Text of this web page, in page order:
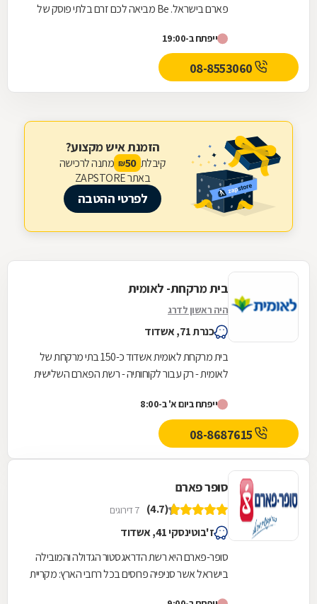
פארם בישראל. Be מביאה לכם זרם בלתי פוסק של
ובחו"ל, כזה...
ייפתח ב-19:00
08-8553060
הזמנת איש מקצוע?
קיבלת 50
₪ מתנה לרכישה
באתר ZAPSTORE
לפרטי ההטבה
בית מרקחת- לאומית
היה ראשון לדרג
כנרת 71, אשדוד
בית מרקחת לאומית אשדוד כ-150 בתי מרקחת של
לאומית - רק עבור לקוחותיה - רשת הפארם השלישית
ייפתח ביום א' ב-8:00
08-8687615
סופר פארם
(4.7) 7 דירוגים
ז'בוטינסקי 41, אשדוד
סופר-פארם היא רשת הדראגסטור הגדולה והמובילה
בישראל אשר סניפיה פרוסים בכל רחבי הארץ: מקריית